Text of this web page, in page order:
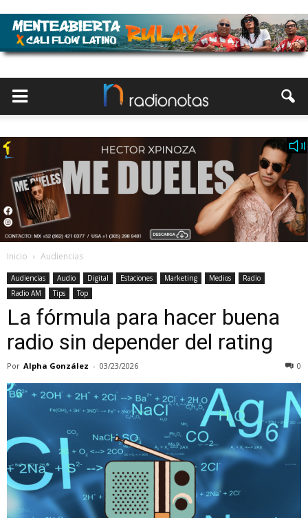
Inicio Audiencias
Audiencias Audio Digital Estaciones Marketing Medios
Radio
Radio AM
Tips Top
La fórmula para hacer buena
radio sin depender del rating
Por Alpha González - 03/23/2026 0